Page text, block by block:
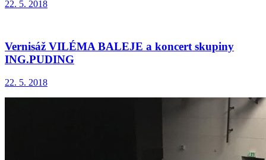
22. 5. 2018
Vernisáž VILÉMA BALEJE a koncert skupiny
ING.PUDING
22. 5. 2018